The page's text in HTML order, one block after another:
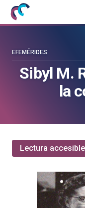
Mujeres
con
la
blog
la
Sibyl M.
la
EFEMÉRIDES
Lectura accesible